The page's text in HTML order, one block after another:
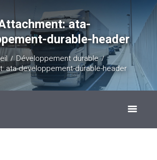
ata-
durable-header
Développement durable
ata-developpement-durable-header